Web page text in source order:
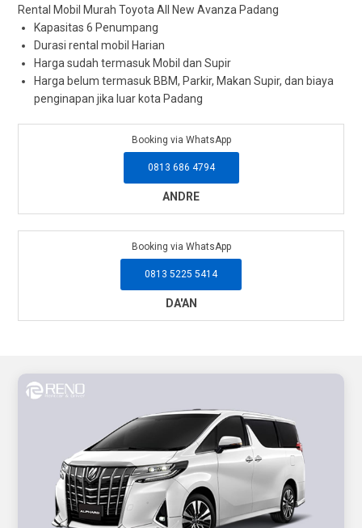
Rental Mobil Murah Toyota All New Avanza Padang
Kapasitas 6 Penumpang
Durasi rental mobil Harian
Harga sudah termasuk Mobil dan Supir
Harga belum termasuk BBM, Parkir, Makan Supir, dan biaya
penginapan jika luar kota Padang
Booking via WhatsApp
0813 686 4794
ANDRE
Booking via WhatsApp
0813 5225 5414
DA'AN